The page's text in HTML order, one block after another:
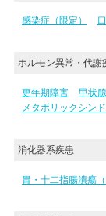
感染症（限定）
ホルモン異常・代謝
更年期障害 甲状
メタボリックシン
消化器系疾患
胃・十二指腸潰瘍（